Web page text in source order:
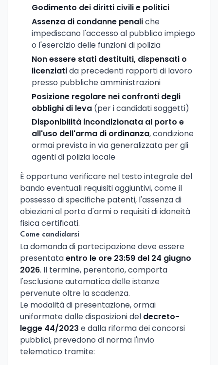
Godimento dei diritti civili e politici
Assenza di condanne penaliche
impediscano l'accesso al pubblico impiego
o l'esercizio delle funzioni di polizia
Non essere stati destituiti, dispensati o
licenziatida precedenti rapporti di lavoro
presso pubbliche amministrazioni
Posizione regolare nei confronti degli
obblighi di leva (per i candidati soggetti)
Disponibilità incondizionata al porto e
all'uso dell'arma di ordinanza, condizione
ormai prevista in via generalizzata per gli
agenti di polizia locale
È opportuno verificare nel testo integrale del
bando eventuali requisiti aggiuntivi, come il
possesso di specifiche patenti, l'assenza di
obiezioni al porto d'armi o requisiti di idoneità
fisica certificati.
Come candidarsi
La domanda di partecipazione deve essere
presentataentro le ore 23:59 del 24 giugno
2026. Il termine, perentorio, comporta
l'esclusione automatica delle istanze
pervenute oltre la scadenza.
Le modalità di presentazione, ormai
uniformate dalle disposizioni del decreto-
legge 44/2023 e dalla riforma dei concorsi
pubblici, prevedono di norma l'invio
telematico tramite: